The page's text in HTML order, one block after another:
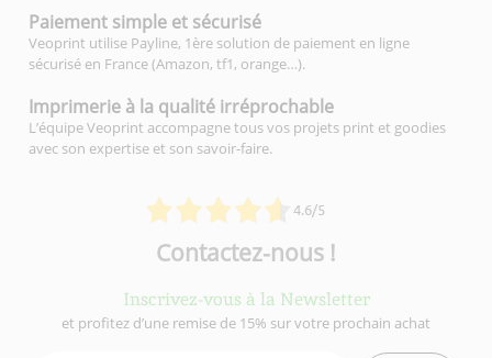
4.6/5
Paiement simple et sécurisé
Veoprint utilise Payline, 1ère solution de paiement en ligne
sécurisé en France (Amazon, tf1, orange…).
Imprimerie à la qualité irréprochable
L’équipe Veoprint accompagne tous vos projets print et goodies
avec son expertise et son savoir-faire.
Contactez-nous !
Inscrivez-vous à la Newsletter
et profitez d’une remise de 15% sur votre prochain achat